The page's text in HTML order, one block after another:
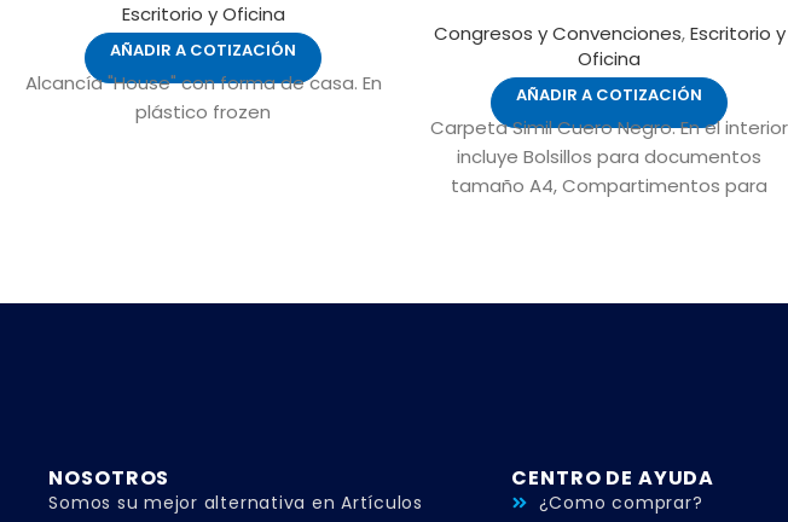
Escritorio y Oficina
AÑADIR A COTIZACIÓN
Alcancía "House" con forma de casa. En
plástico frozen
Congresos y Convenciones,Escritorio y
Oficina
AÑADIR A COTIZACIÓN
Carpeta Simil Cuero Negro. En el interior
incluye Bolsillos para documentos
tamaño A4, Compartimentos para
NOSOTROS
Somos su mejor alternativa en Artículos
CENTRO DE AYUDA
¿Como comprar?